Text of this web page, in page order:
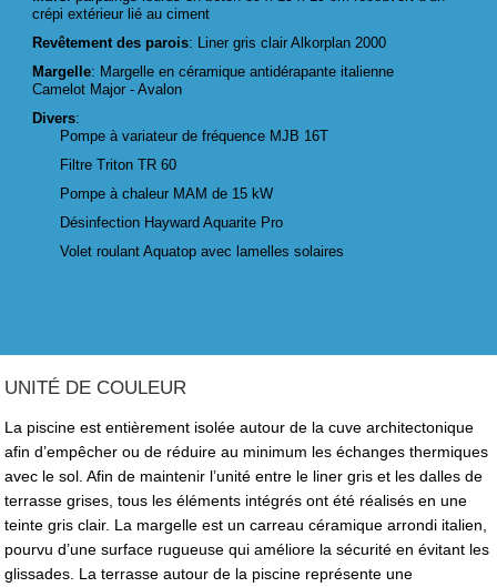
crépi extérieur lié au ciment
Revêtement des parois: Liner gris clair Alkorplan 2000
Margelle: Margelle en céramique antidérapante italienne
Camelot Major - Avalon
Divers:
Pompe à variateur de fréquence MJB 16T
Filtre Triton TR 60
Pompe à chaleur MAM de 15 kW
Désinfection Hayward Aquarite Pro
Volet roulant Aquatop avec lamelles solaires
UNITÉ DE COULEUR
La piscine est entièrement isolée autour de la cuve architectonique
afin d’empêcher ou de réduire au minimum les échanges thermiques
avec le sol. Afin de maintenir l’unité entre le liner gris et les dalles de
terrasse grises, tous les éléments intégrés ont été réalisés en une
teinte gris clair. La margelle est un carreau céramique arrondi italien,
pourvu d’une surface rugueuse qui améliore la sécurité en évitant les
glissades. La terrasse autour de la piscine représente une